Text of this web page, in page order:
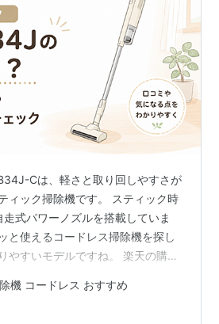
Cは、軽さと取り回しやすさが
ィック掃除機です。 スティック時
式パワーノズルを搭載していま
と使えるコードレス掃除機を探し
やすいモデルですね。 楽天の購入
れます。一方で、ハンドルの持ち
が疲れる、ダストボックスが小さ
機 コードレス おすすめ